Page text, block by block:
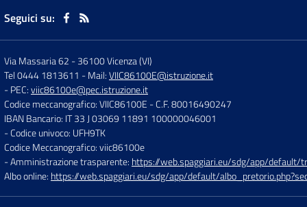
Seguici su:
Via Massaria 62 -36100 Vicenza (VI)
Tel 0444 1813611 - Mail:VIIC86100E@istruzione.it
- PEC:viic86100e@pec.istruzione.it
Codice meccanografico: VIIC86100E - C.F. 80016490247
IBAN Bancario: IT 33 J 03069 11891 100000046001
- Codice univoco: UFH9TK
Codice Meccanografico: viic86100e
- Amministrazione trasparente: https://web.spaggiari.eu/sdg/app/default/
Albo online: https://web.spaggiari.eu/sdg/app/default/